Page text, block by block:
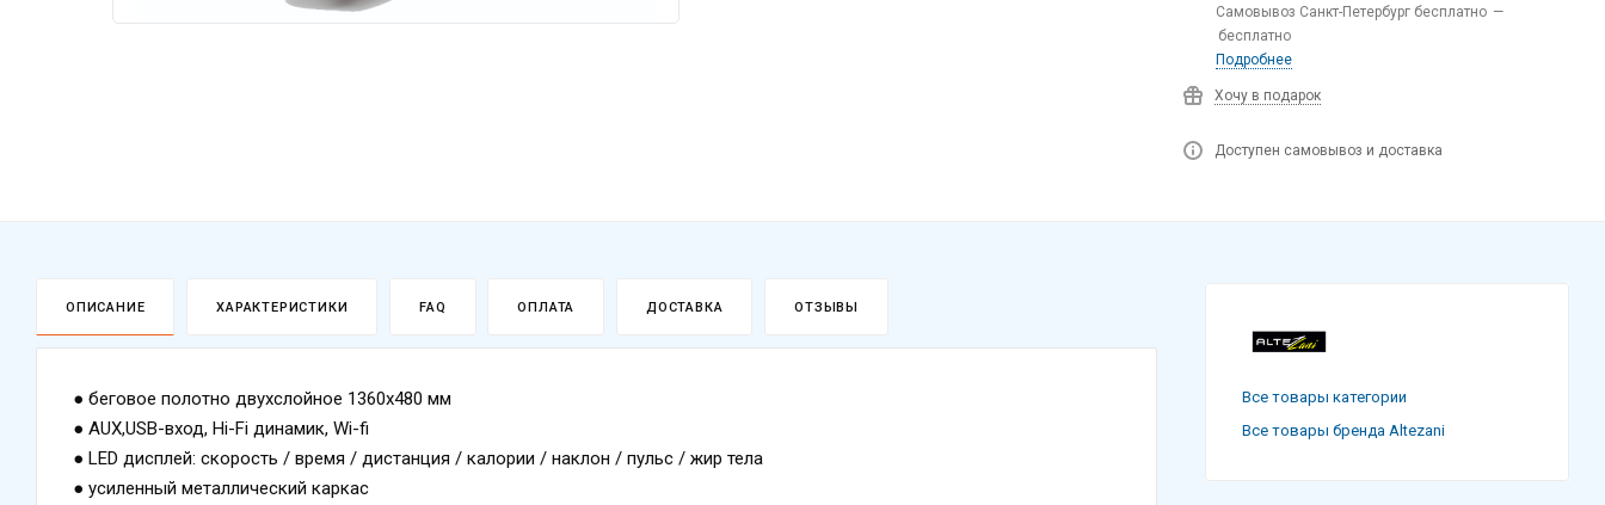
Самовывоз Санкт-Петербург бесплатно —
бесплатно
Подробнее
Хочу в подарок
Доступен самовывоз и доставка
ОПИСАНИЕ ХАРАКТЕРИСТИКИ FAQ ОПЛАТА ДОСТАВКА ОТЗЫВЫ
● беговое полотно двухслойное 1360x480 мм
● AUX,USB-вход, Hi-Fi динамик, Wi-fi
● LED дисплей: скорость / время / дистанция / калории / наклон / пульс / жир тела
● усиленный металлический каркас
Все товары категории
Все товары бренда Altezani